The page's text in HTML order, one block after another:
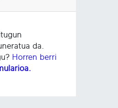
da.
Horren berri